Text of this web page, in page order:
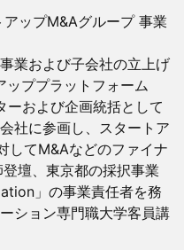
ップM&Aグループ 事業
業および子会社の立上げ
ププラットフォーム
ーおよび企画統括として
社に参画し、スタートア
してM&Aなどのファイナ
壇、東京都の採択事業
」の事業責任者を務
ション専門職大学客員講